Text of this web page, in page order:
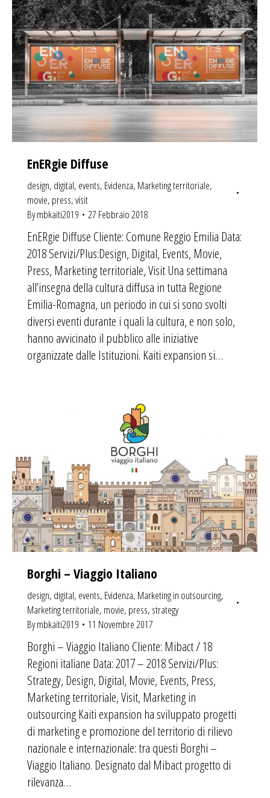
EnERgie Diffuse
design, digital, events, Evidenza, Marketing territoriale,
movie, press,visit
Bymbkaiti2019 27 Febbraio 2018
EnERgie Diffuse Cliente: Comune Reggio Emilia Data:
2018 Servizi/Plus:Design, Digital, Events, Movie,
Press, Marketing territoriale, Visit Una settimana
all’insegna della cultura diffusa in tutta Regione
Emilia-Romagna, un periodo in cui si sono svolti
diversi eventi durante i quali la cultura, e non solo,
hanno avvicinato il pubblico alle iniziative
organizzate dalle Istituzioni. Kaiti expansion si…
Borghi – Viaggio Italiano
design, digital, events, Evidenza, Marketing in outsourcing,
Marketing territoriale, movie, press, strategy
Bymbkaiti2019 11 Novembre 2017
Borghi – Viaggio Italiano Cliente: Mibact / 18
Regioni italiane Data: 2017 – 2018 Servizi/Plus:
Strategy, Design, Digital, Movie, Events, Press,
Marketing territoriale, Visit, Marketing in
outsourcing Kaiti expansion ha sviluppato progetti
di marketing e promozione del territorio di rilievo
nazionale e internazionale: tra questi Borghi –
Viaggio Italiano. Designato dal Mibact progetto di
rilevanza…